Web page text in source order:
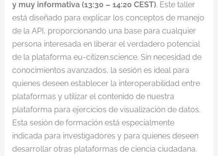
y muy informativa (13:30 – 14:20 CEST). Este taller
está diseñado para explicar los conceptos de manejo
de la API, proporcionando una base para cualquier
persona interesada en liberar el verdadero potencial
de la plataforma eu-citizen.science. Sin necesidad de
conocimientos avanzados, la sesión es ideal para
quienes deseen establecer la interoperabilidad entre
plataformas y utilizar el contenido de nuestra
plataforma para ejercicios de visualización de datos.
Esta sesión de formación está especialmente
indicada para investigadores y para quienes deseen
desarrollar otras plataformas de ciencia ciudadana.